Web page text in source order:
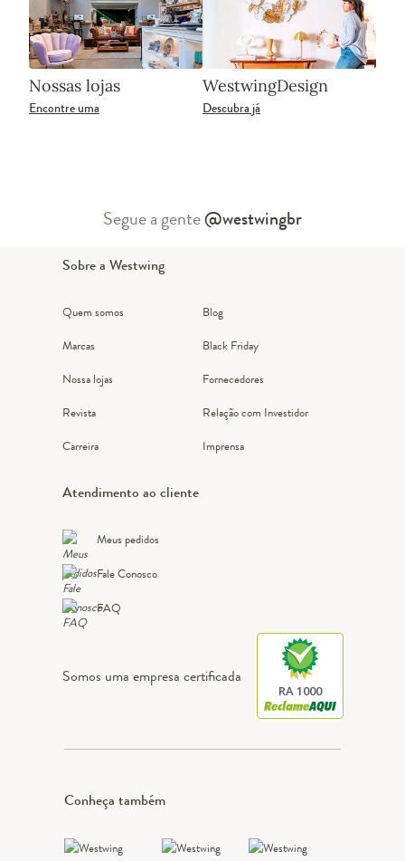
Nossas lojas
Encontre uma
WestwingDesign
Descubra já
Segue a gente@westwingbr
Sobre a Westwing
Quem somos
Marcas
Nossa lojas
Revista
Carreira
Blog
Black Friday
Fornecedores
Relação com Investidor
Imprensa
Atendimento ao cliente
Meus pedidos
Fale Conosco
FAQ
Somos uma empresa certificada
RA 1000
Conheça também